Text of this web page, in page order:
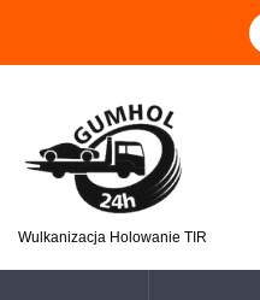
Wulkanizacja Holowanie TIR